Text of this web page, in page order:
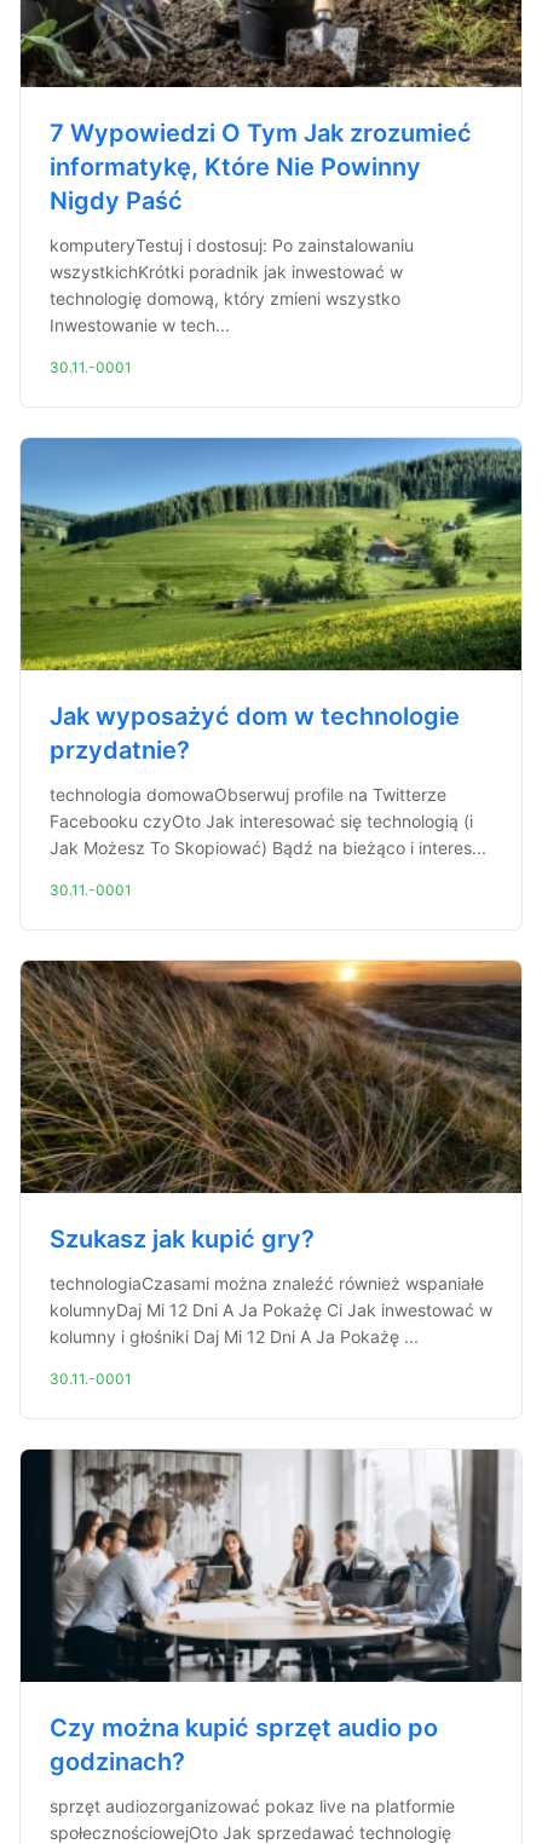
7 Wypowiedzi O Tym Jak zrozumieć
informatykę, Które Nie Powinny
Nigdy Paść
komputeryTestuj i dostosuj: Po zainstalowaniu
wszystkichKrótki poradnik jak inwestować w
technologię domową, który zmieni wszystko
Inwestowanie w tech...
30.11.-0001
Jak wyposażyć dom w technologie
przydatnie?
technologia domowaObserwuj profile na Twitterze
Facebooku czyOto Jak interesować się technologią (i
Jak Możesz To Skopiować) Bądź na bieżąco i interes...
30.11.-0001
Szukasz jak kupić gry?
technologiaCzasami można znaleźć również wspaniałe
kolumnyDaj Mi 12 Dni A Ja Pokażę Ci Jak inwestować w
kolumny i głośniki Daj Mi 12 Dni A Ja Pokażę ...
30.11.-0001
Czy można kupić sprzęt audio po
godzinach?
sprzęt audiozorganizować pokaz live na platformie
społecznościowejOto Jak sprzedawać technologię